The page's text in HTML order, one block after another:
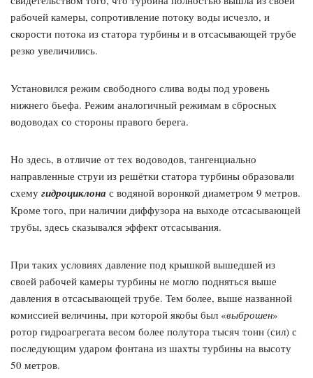
рабочей камеры, сопротивление потоку воды исчезло, и
скорости потока из статора турбины и в отсасывающей трубе
резко увеличились.
Установился режим свободного слива воды под уровень
нижнего бьефа. Режим аналогичный режимам в сбросных
водоводах со стороны правого берега.
Но здесь, в отличие от тех водоводов, тангенциально
направленные струи из решётки статора турбины образовали
схему гидроциклона с водяной воронкой диаметром 9 метров.
Кроме того, при наличии диффузора на выходе отсасывающей
трубы, здесь сказывался эффект отсасывания.
При таких условиях давление под крышкой вышедшей из
своей рабочей камеры турбины не могло подняться выше
давления в отсасывающей трубе. Тем более, выше названной
комиссией величины, при которой якобы был «выброшен»
ротор гидроагрегата весом более полутора тысяч тонн (сил) с
последующим ударом фонтана из шахты турбины на высоту
50 метров.